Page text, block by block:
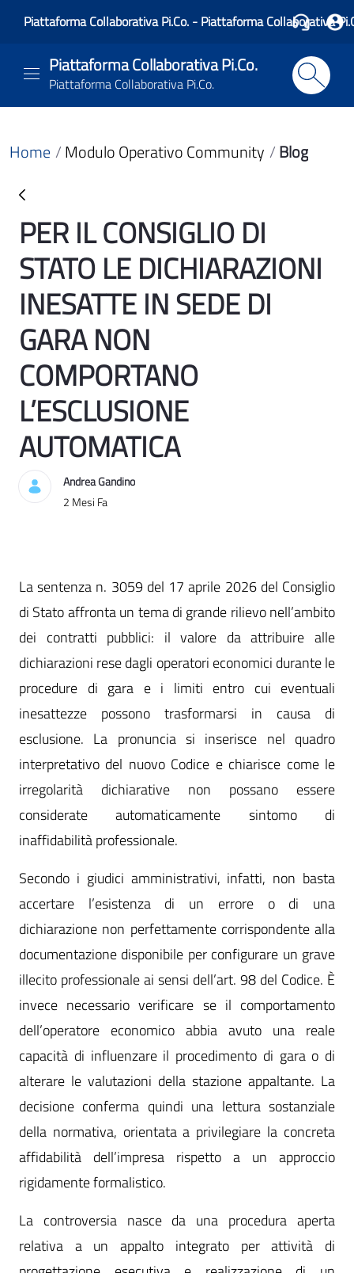
Piattaforma Collaborativa Pi.Co. - Piattaforma Collaborativa
Piattaforma Collaborativa Pi.Co.
Piattaforma Collaborativa Pi.Co.
Home Modulo Operativo Community Blog
BlogPER IL CONSIGLIO DI
STATO LE DICHIARAZIONI
INESATTE IN SEDE DI
GARA NON
COMPORTANO
L’ESCLUSIONE
AUTOMATICA
Andrea Gandino
Data di Pubblicazione
2 Mesi Fa
La sentenza n. 3059 del 17 aprile 2026 del Consiglio
di Stato affronta un tema di grande rilievo nell’ambito
dei contratti pubblici: il valore da attribuire alle
dichiarazioni rese dagli operatori economici durante le
procedure di gara e i limiti entro cui eventuali
inesattezze possono trasformarsi in causa di
esclusione. La pronuncia si inserisce nel quadro
interpretativo del nuovo Codice e chiarisce come le
irregolarità dichiarative non possano essere
considerate automaticamente sintomo di
inaffidabilità professionale.
Secondo i giudici amministrativi, infatti, non basta
accertare l’esistenza di un errore o di una
dichiarazione non perfettamente corrispondente alla
documentazione disponibile per configurare un grave
illecito professionale ai sensi dell’art. 98 del Codice. È
invece necessario verificare se il comportamento
dell’operatore economico abbia avuto una reale
capacità di influenzare il procedimento di gara o di
alterare le valutazioni della stazione appaltante. La
decisione conferma quindi una lettura sostanziale
della normativa, orientata a privilegiare la concreta
affidabilità dell’impresa rispetto a un approccio
rigidamente formalistico.
La controversia nasce da una procedura aperta
relativa a un appalto integrato per attività di